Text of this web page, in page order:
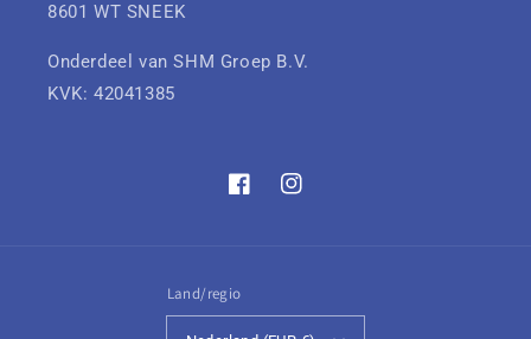
8601 WT SNEEK
Onderdeel van SHM Groep B.V.
KVK: 42041385
FacebookInstagram
Land/regio